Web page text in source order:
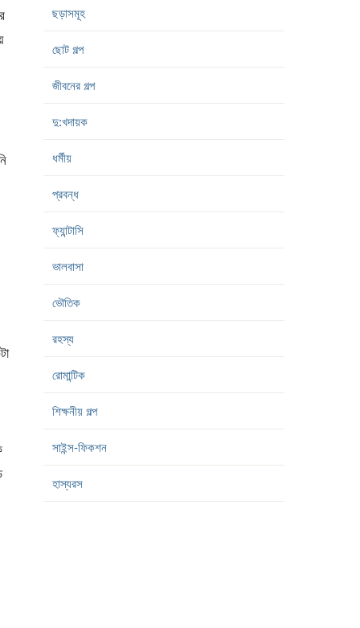
ছড়াসমূহ
ছোট গল্প
জীবনের গল্প
দু:খদায়ক
ধর্মীয়
প্রবন্ধ
ফ্যান্টাসি
ভালবাসা
ভৌতিক
রহস্য
রোমান্টিক
শিক্ষনীয় গল্প
সাইন্স-ফিকশন
হাস্যরস